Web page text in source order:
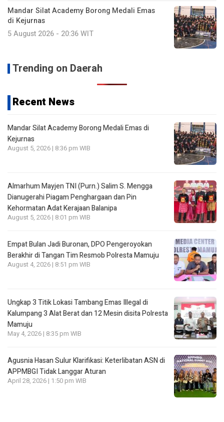
Mandar Silat Academy Borong Medali Emas
di Kejurnas
5 August 2026 - 20:36 WIT
Trending on Daerah
Recent News
Mandar Silat Academy Borong Medali Emas di
Kejurnas
August 5, 2026 | 8:36 pm WIB
Almarhum Mayjen TNI (Purn.) Salim S. Mengga
Dianugerahi Piagam Penghargaan dan Pin
Kehormatan Adat Kerajaan Balanipa
August 5, 2026 | 8:01 pm WIB
Empat Bulan Jadi Buronan, DPO Pengeroyokan
Berakhir di Tangan Tim Resmob Polresta Mamuju
August 4, 2026 | 8:51 pm WIB
Ungkap 3 Titik Lokasi Tambang Emas Illegal di
Kalumpang 3 Alat Berat dan 12 Mesin disita Polresta
Mamuju
May 4, 2026 | 8:35 pm WIB
Agusnia Hasan Sulur Klarifikasi: Keterlibatan ASN di
APPMBGI Tidak Langgar Aturan
April 28, 2026 | 1:50 pm WIB